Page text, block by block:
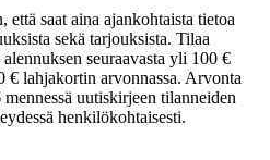
saat aina ajankohtaista tietoa
sekä tarjouksista. Tilaa
seuraavasta yli 100 €
€ lahjakortin arvonnassa. Arvonta
uutiskirjeen tilanneiden
henkilökohtaisesti.